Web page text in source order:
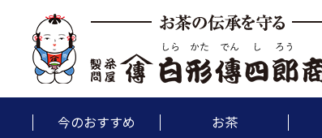
今のおすすめ お茶